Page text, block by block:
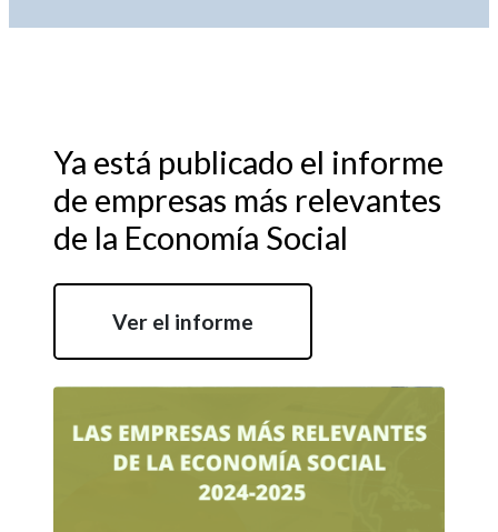
Ya está publicado el informe
de empresas más relevantes
de la Economía Social
Ver el informe